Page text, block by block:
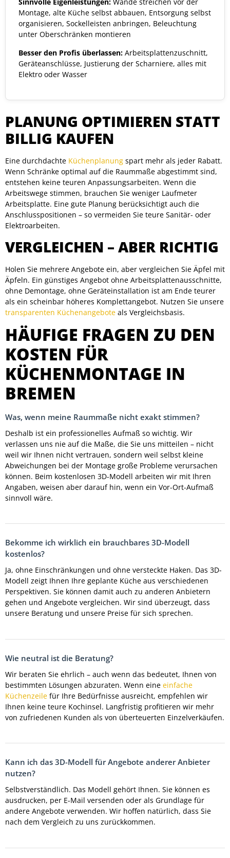
Sinnvolle Eigenleistungen: Wände streichen vor der
Montage, alte Küche selbst abbauen, Entsorgung selbst
organisieren, Sockelleisten anbringen, Beleuchtung
unter Oberschränken montieren
Besser den Profis überlassen: Arbeitsplattenzuschnitt,
Geräteanschlüsse, Justierung der Scharniere, alles mit
Elektro oder Wasser
PLANUNG OPTIMIEREN STATT
BILLIG KAUFEN
Eine durchdachte Küchenplanung spart mehr als jeder Rabatt.
Wenn Schränke optimal auf die Raummaße abgestimmt sind,
entstehen keine teuren Anpassungsarbeiten. Wenn die
Arbeitswege stimmen, brauchen Sie weniger Laufmeter
Arbeitsplatte. Eine gute Planung berücksichtigt auch die
Anschlusspositionen – so vermeiden Sie teure Sanitär- oder
Elektroarbeiten.
VERGLEICHEN – ABER RICHTIG
Holen Sie mehrere Angebote ein, aber vergleichen Sie Äpfel mit
Äpfeln. Ein günstiges Angebot ohne Arbeitsplattenausschnitte,
ohne Demontage, ohne Geräteinstallation ist am Ende teurer
als ein scheinbar höheres Komplettangebot. Nutzen Sie unsere
transparenten Küchenangebote als Vergleichsbasis.
HÄUFIGE FRAGEN ZU DEN
KOSTEN FÜR
KÜCHENMONTAGE IN
BREMEN
Was, wenn meine Raummaße nicht exakt stimmen?
Deshalb ist ein professionelles Aufmaß so wichtig. Wir
verlassen uns nie auf die Maße, die Sie uns mitteilen – nicht
weil wir Ihnen nicht vertrauen, sondern weil selbst kleine
Abweichungen bei der Montage große Probleme verursachen
können. Beim kostenlosen 3D-Modell arbeiten wir mit Ihren
Angaben, weisen aber darauf hin, wenn ein Vor-Ort-Aufmaß
sinnvoll wäre.
Bekomme ich wirklich ein brauchbares 3D-Modell
kostenlos?
Ja, ohne Einschränkungen und ohne versteckte Haken. Das 3D-
Modell zeigt Ihnen Ihre geplante Küche aus verschiedenen
Perspektiven. Sie können damit auch zu anderen Anbietern
gehen und Angebote vergleichen. Wir sind überzeugt, dass
unsere Beratung und unsere Preise für sich sprechen.
Wie neutral ist die Beratung?
Wir beraten Sie ehrlich – auch wenn das bedeutet, Ihnen von
bestimmten Lösungen abzuraten. Wenn eine einfache
Küchenzeile für Ihre Bedürfnisse ausreicht, empfehlen wir
Ihnen keine teure Kochinsel. Langfristig profitieren wir mehr
von zufriedenen Kunden als von überteuerten Einzelverkäufen.
Kann ich das 3D-Modell für Angebote anderer Anbieter
nutzen?
Selbstverständlich. Das Modell gehört Ihnen. Sie können es
ausdrucken, per E-Mail versenden oder als Grundlage für
andere Angebote verwenden. Wir hoffen natürlich, dass Sie
nach dem Vergleich zu uns zurückkommen.